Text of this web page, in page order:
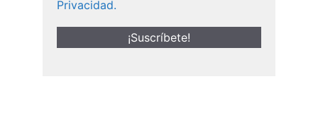
Privacidad.